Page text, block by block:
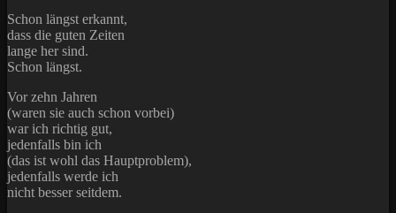
Schon längst erkannt,
dass die guten Zeiten
lange her sind.
Schon längst.
Vor zehn Jahren
(waren sie auch schon vorbei)
war ich richtig gut,
jedenfalls bin ich
(das ist wohl das Hauptproblem),
jedenfalls werde ich
nicht besser seitdem.